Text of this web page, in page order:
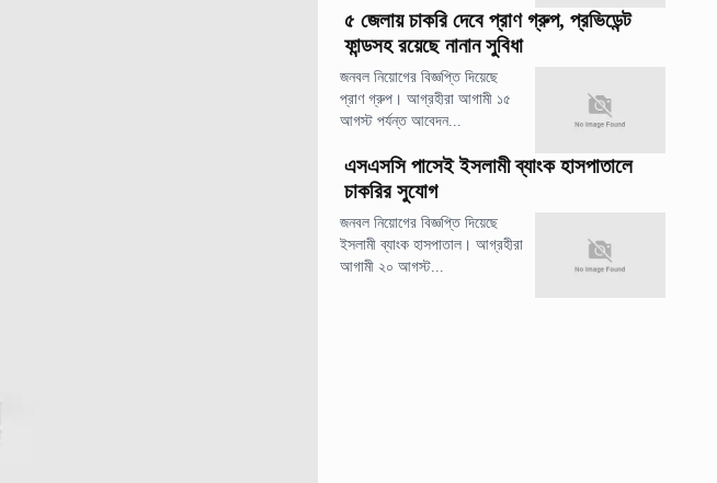
৫ জেলায় চাকরি দেবে প্রাণ গ্রুপ, প্রভিডেন্ট
ফান্ডসহ রয়েছে নানান সুবিধা
জনবল নিয়োগের বিজ্ঞপ্তি দিয়েছে
প্রাণ গ্রুপ। আগ্রহীরা আগামী ১৫
আগস্ট পর্যন্ত আবেদন...
এসএসসি পাসেই ইসলামী ব্যাংক হাসপাতালে
চাকরির সুযোগ
জনবল নিয়োগের বিজ্ঞপ্তি দিয়েছে
ইসলামী ব্যাংক হাসপাতাল। আগ্রহীরা
আগামী ২০ আগস্ট...